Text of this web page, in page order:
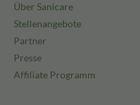
Über Sanicare
Stellenangebote
Partner
Presse
Affiliate Programm